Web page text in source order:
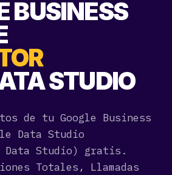
BUSINESS
STUDIO
de tu Google Business
Data Studio
Data Studio) gratis.
Totales, Llamadas